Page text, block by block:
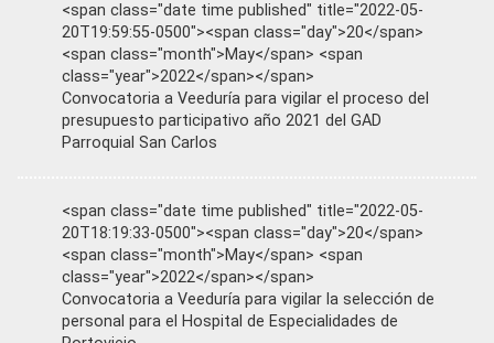
<span class="date time published" title="2022-05-
20T19:59:55-0500"><span class="day">20</span>
<span class="month">May</span> <span
class="year">2022</span></span>
Convocatoria a Veeduría para vigilar el proceso del
presupuesto participativo año 2021 del GAD
Parroquial San Carlos
<span class="date time published" title="2022-05-
20T18:19:33-0500"><span class="day">20</span>
<span class="month">May</span> <span
class="year">2022</span></span>
Convocatoria a Veeduría para vigilar la selección de
personal para el Hospital de Especialidades de